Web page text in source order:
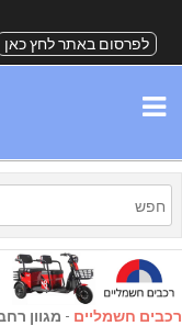
לפרסום באתר לחץ כאן
רכבים חשמליים - מגוון